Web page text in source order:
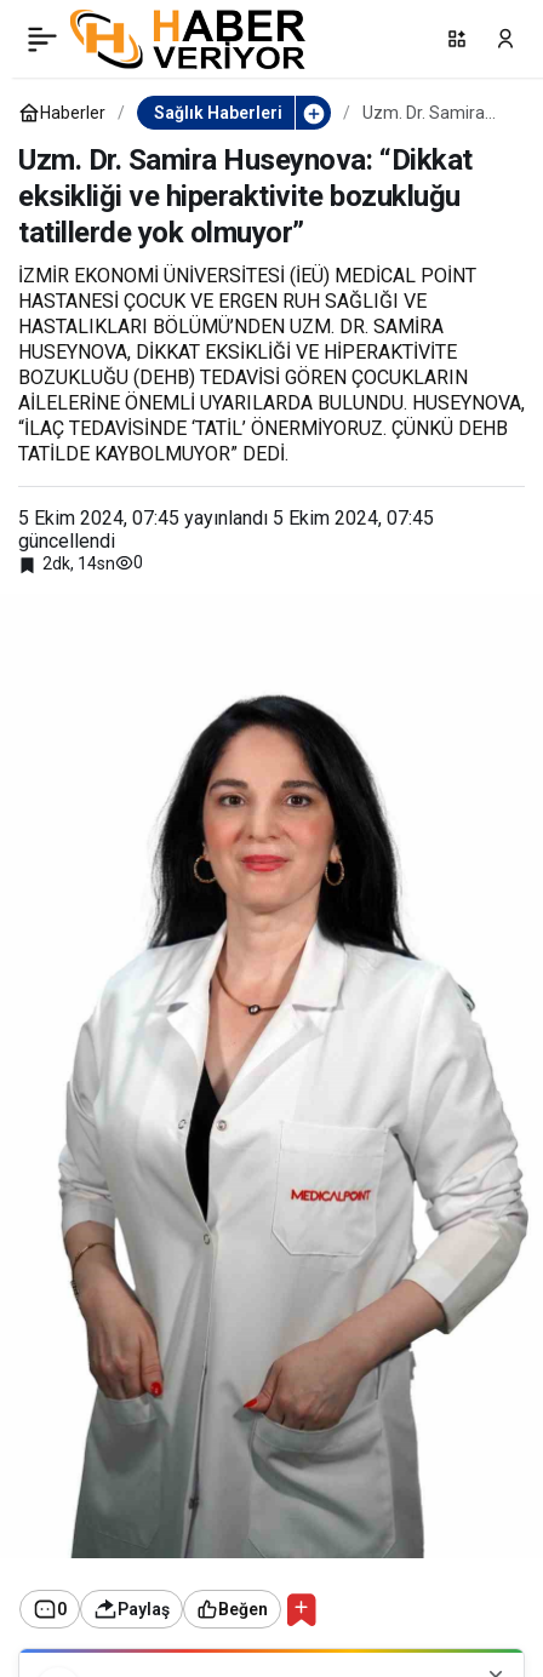
Haberler Sağlık Haberleri
Uzm. Dr. Samira
eksikliği ve
hiperaktivite
bozukluğu
tatillerde yok
Uzm. Dr. Samira Huseynova: “Dikkat
eksikliği ve hiperaktivite bozukluğu
tatillerde yok olmuyor”
İZMİR EKONOMİ ÜNİVERSİTESİ (İEÜ) MEDİCAL POİNT
HASTANESİ ÇOCUK VE ERGEN RUH SAĞLIĞI VE
HASTALIKLARI BÖLÜMÜ’NDEN UZM. DR. SAMİRA
HUSEYNOVA, DİKKAT EKSİKLİĞİ VE HİPERAKTİVİTE
BOZUKLUĞU (DEHB) TEDAVİSİ GÖREN ÇOCUKLARIN
AİLELERİNE ÖNEMLİ UYARILARDA BULUNDU. HUSEYNOVA,
“İLAÇ TEDAVİSİNDE ‘TATİL’ ÖNERMİYORUZ. ÇÜNKÜ DEHB
TATİLDE KAYBOLMUYOR” DEDİ.
5 Ekim 2024, 07:45 yayınlandı 5 Ekim 2024, 07:45
güncellendi
2dk, 14sn 0
0 Paylaş Beğen
Fiziksel aktivitenin
önemine dikkat çekmek
için yürüdüler
Paylaş